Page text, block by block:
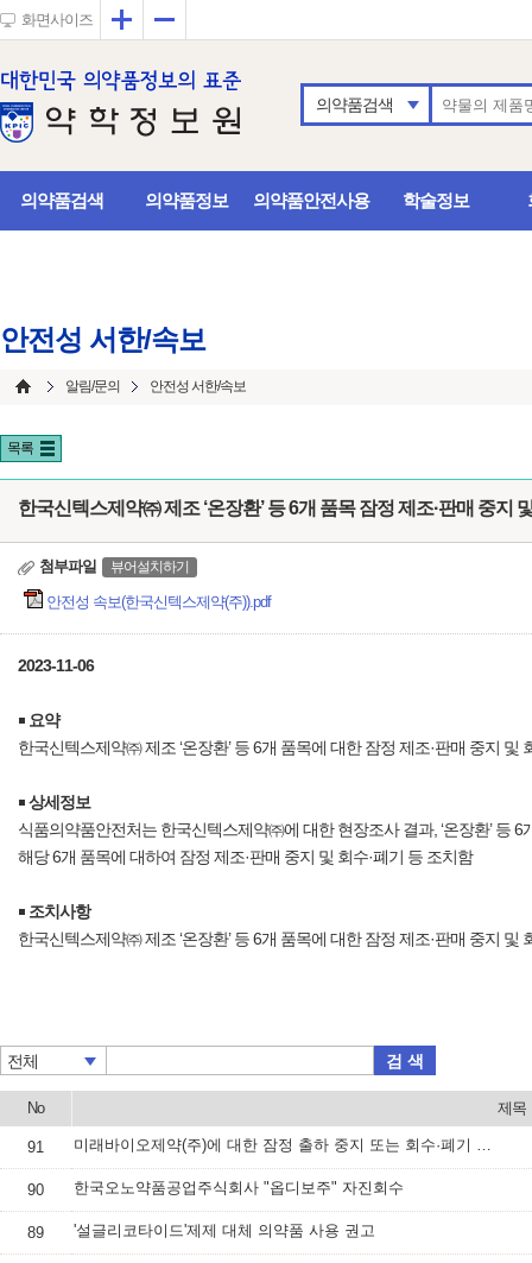
화면사이즈 확대
의약품검색
의약품검색 의약품정보 의약품안전사용 학술정보
안전성 서한/속보
알림/문의 안전성 서한/속보
목록
한국신텍스제약㈜ 제조 ‘온장환’ 등 6개 품목 잠정 제조·판매 중지
첨부파일 뷰어설치하기
안전성 속보(한국신텍스제약(주)).pdf
2023-11-06
￭ 요약
한국신텍스제약㈜ 제조 ‘온장환’ 등 6개 품목에 대한 잠정 제조·판매 중지 및
￭상세정보
식품의약품안전처는 한국신텍스제약㈜에 대한 현장조사 결과, ‘온장환’
해당 6개 품목에 대하여 잠정 제조·판매 중지 및 회수·폐기 등 조치함
￭ 조치사항
한국신텍스제약㈜ 제조 ‘온장환’ 등 6개 품목에 대한 잠정 제조·판매 중지 및
전체 검 색
No 제목
91 미래바이오제약(주)에 대한 잠정 출하 중지 또는 회수·폐기 등 명령하고, 속보 배포
90 한국오노약품공업주식회사 "옵디보주" 자진회수
89 '설글리코타이드'제제 대체 의약품 사용 권고